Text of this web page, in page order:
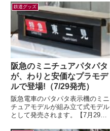
なので、もったいなくて使わ...
鉄道グッズ
阪急のミニチュアパタパタ
が、わりと安価なプラモデ
ルで登場!（7/29発売）
阪急電車のパタパタ表示機のミニ
チュアモデルが組み立て式モデル
として発売されます。【7月29日